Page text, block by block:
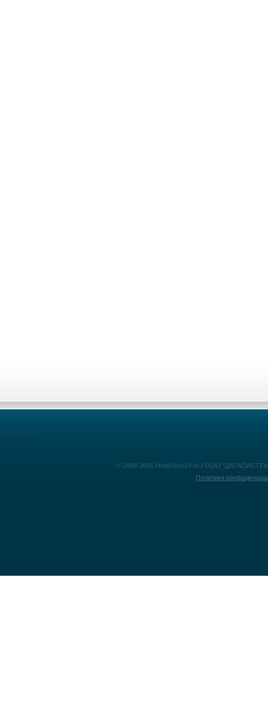
© 2008-2026 HelpDesk24.ru / ООО
Политика